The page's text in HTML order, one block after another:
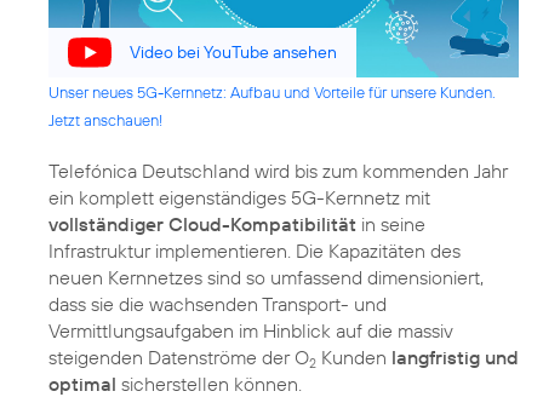
Video bei YouTube ansehen
Unser neues 5G-Kernnetz: Aufbau und Vorteile für unsere Kunden.
Jetzt anschauen!
Telefónica Deutschland wird bis zum kommenden Jahr
ein komplett eigenständiges 5G-Kernnetz mit
vollständiger Cloud-Kompatibilität in seine
Infrastruktur implementieren. Die Kapazitäten des
neuen Kernnetzes sind so umfassend dimensioniert,
dass sie die wachsenden Transport- und
Vermittlungsaufgaben im Hinblick auf die massiv
steigenden Datenströme der O2 Kunden langfristig und
optimal sicherstellen können.